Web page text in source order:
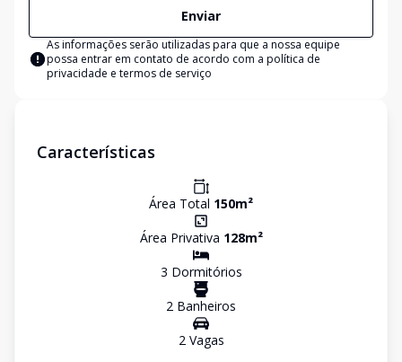
Enviar
As informações serão utilizadas para que a nossa equipe
possa entrar em contato de acordo com a política de
privacidade e termos de serviço
Características
Área Total 150m²
Área Privativa 128m²
3 Dormitórios
2 Banheiros
2Vagas